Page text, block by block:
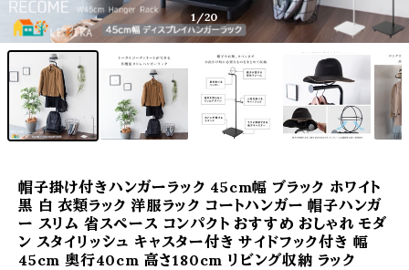
1/20
帽子掛け付きハンガーラック 45cm幅 ブラック ホワイト
黒 白 衣類ラック 洋服ラック コートハンガー 帽子ハンガ
ー スリム 省スペース コンパクト おすすめ おしゃれ モダ
ン スタイリッシュ キャスター付き サイドフック付き 幅
45cm 奥行40cm 高さ180cm リビング収納 ラック